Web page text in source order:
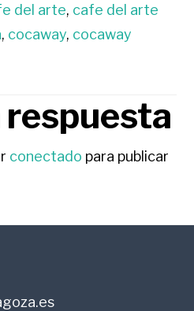
del arte, cafe del arte
, cocaway, cocaway
respuesta
conectado para publicar